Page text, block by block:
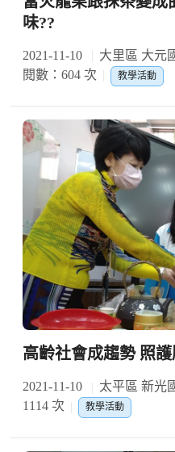
味??
2021-11-10 大里區 大元
閱數：604 次
教學活動
高齡社會成趨勢 照
2021-11-10 太平區 新光
1114 次
教學活動